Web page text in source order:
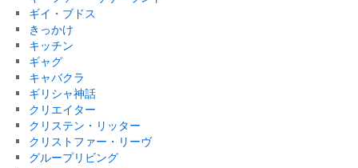
ギイ・ブドス
きっかけ
キッチン
ギャグ
キャバクラ
ギリシャ神話
クリエイター
クリステン・リッター
クリストファー・リーヴ
グループリビング